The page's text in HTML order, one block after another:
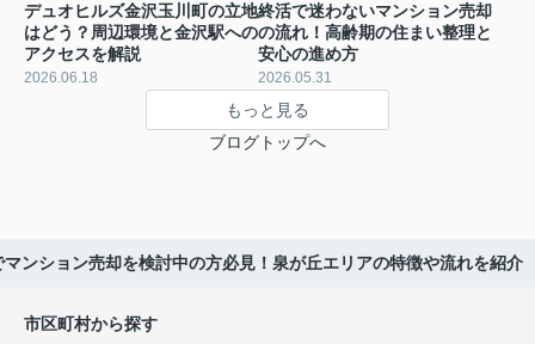
デュオヒルズ金沢玉川町の立地
はどう？周辺環境と金沢駅への
アクセスを解説
2026.06.18
終活で迷わないマンション売却
の流れ！高齢期の住まい整理と
安心の進め方
2026.05.31
もっと見る
ブログトップへ
マンション売却を検討中の方必見！泉が丘エリアの特徴や流れを紹介
市区町村から探す